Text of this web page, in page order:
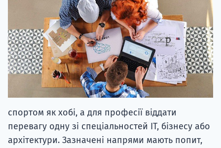
спортом як хобі, а для професії віддати
перевагу одну зі спеціальностей ІТ, бізнесу або
архітектури. Зазначені напрями мають попит,